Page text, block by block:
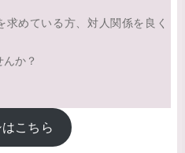
めている方、対人関係を良く
か？
こちら